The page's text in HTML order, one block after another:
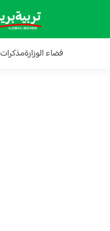
فضاء الوزارةمذكرات